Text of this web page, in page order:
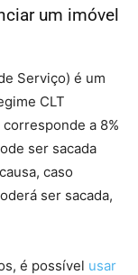
um imóvel
Serviço) é um
CLT
a 8%
ser sacada
caso
ser sacada,
é possível usar